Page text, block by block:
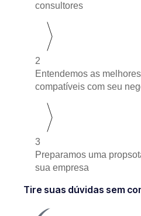
consultores
2
Entendemos as
compatíveis com seu
3
Preparamos uma
sua empresa
Tire suas dúvidas sem